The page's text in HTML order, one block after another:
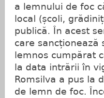
a lemnului de foc
local (școli,
publică. În acest
care sancționează
lemnos cumpărat
la data intrării în
Romsilva a pus la
de lemn de foc.